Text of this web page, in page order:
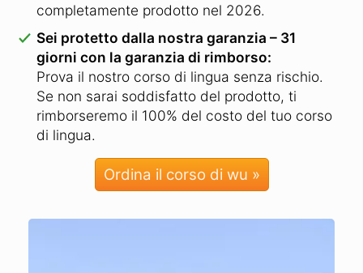
completamente prodotto nel 2026.
Sei protetto dalla nostra garanzia – 31
giorni con la garanzia di rimborso:
Prova il nostro corso di lingua senza rischio.
Se non sarai soddisfatto del prodotto, ti
rimborseremo il 100% del costo del tuo corso
di lingua.
Ordina il corso di wu »